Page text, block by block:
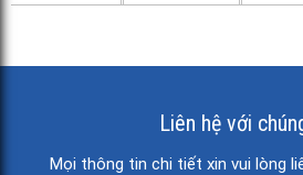
Liên hệ với
Mọi thông tin chi tiết xin vui lòng